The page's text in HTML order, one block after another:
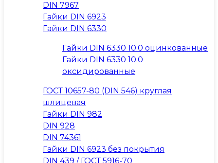
DIN 7967
Гайки DIN 6923
Гайки DIN 6330
Гайки DIN 6330 10.0 оцинкованные
Гайки DIN 6330 10.0
оксидированные
ГОСТ 10657-80 (DIN 546) круглая
шлицевая
Гайки DIN 982
DIN 928
DIN 74361
Гайки DIN 6923 без покрытия
DIN 439 / ГОСТ 5916-70